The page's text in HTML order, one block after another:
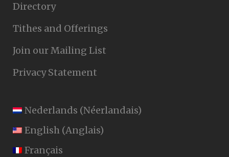
Directory
Tithes and Offerings
Join our Mailing List
Privacy Statement
Nederlands (Néerlandais)
English (Anglais)
Français